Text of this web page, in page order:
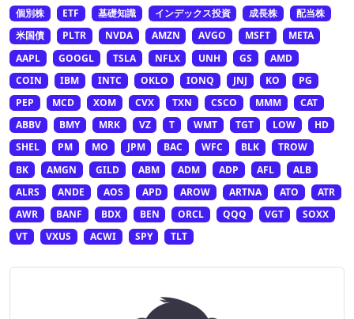
個別株 ETF 基礎知識 インデックス投資 成長株
配当株
米国債
PLTR NVDA AMZN AVGO MSFT
META
AAPL
GOOGL TSLA NFLX UNH GS
AMD
COIN
IBM INTC OKLO IONQ JNJ KO
PG
PEP
MCD XOM CVX TXN CSCO MMM
CAT
ABBV
BMY MRK VZ T WMT TGT LOW
HD
SHEL
PM MO JPM BAC WFC BLK
TROW
BK
AMGN GILD ABM ADM ADP AFL
ALB
ALRS
ANDE AOS APD AROW ARTNA ATO
ATR
AWR
BANF BDX BEN ORCL QQQ VGT
SOXX
VT
VXUS ACWI SPY TLT